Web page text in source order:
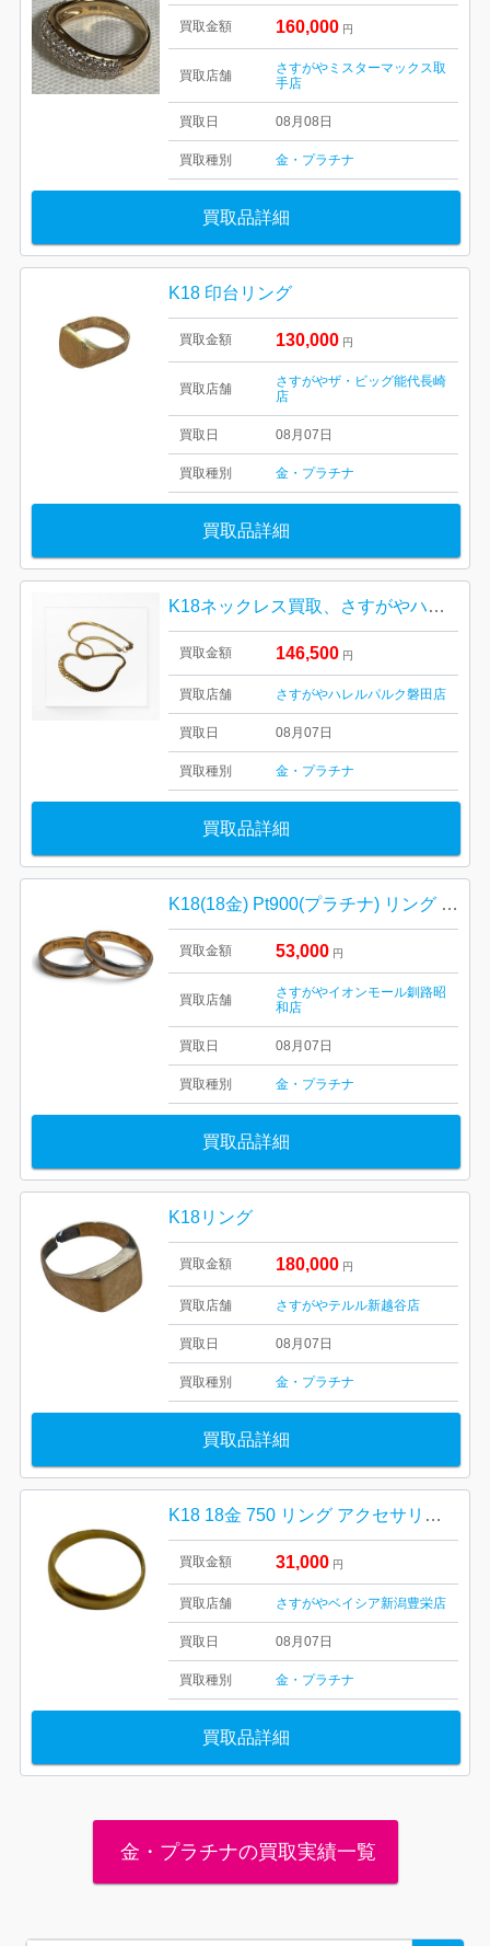
買取金額 160,000 円
買取店舗
さすがやミスターマックス取
手店
買取日 08月08日
買取種別 金・プラチナ
買取品詳細
K18 印台リング
買取金額 130,000 円
買取店舗
さすがやザ・ビッグ能代長崎
店
買取日 08月07日
買取種別 金・プラチナ
買取品詳細
K18ネックレス買取、さすがやハレルパルク磐田店
買取金額 146,500 円
買取店舗 さすがやハレルパルク磐田店
買取日 08月07日
買取種別 金・プラチナ
買取品詳細
K18(18金) Pt900(プラチナ) リング まとめ
買取金額 53,000 円
買取店舗
さすがやイオンモール釧路昭
和店
買取日 08月07日
買取種別 金・プラチナ
買取品詳細
K18リング
買取金額 180,000 円
買取店舗 さすがやテルル新越谷店
買取日 08月07日
買取種別 金・プラチナ
買取品詳細
K18 18金 750 リング アクセサリー 貴金属
買取金額 31,000 円
買取店舗 さすがやベイシア新潟豊栄店
買取日 08月07日
買取種別 金・プラチナ
買取品詳細
金・プラチナの買取実績一覧